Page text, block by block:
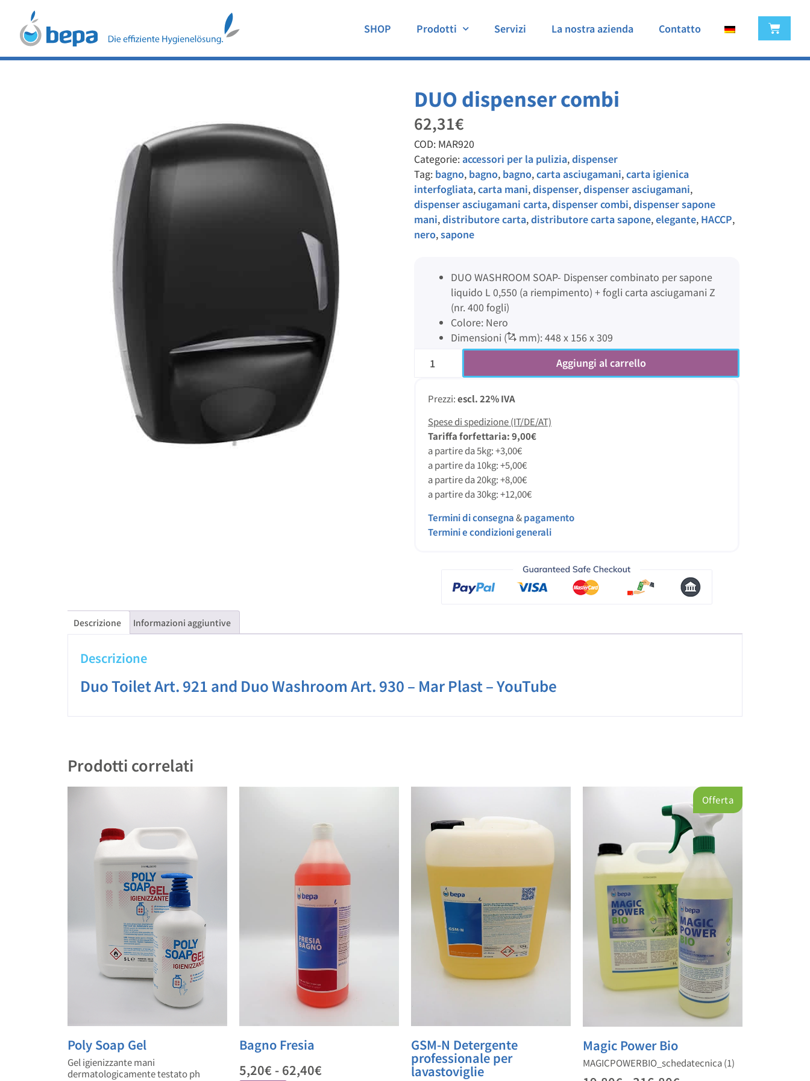
SHOP Prodotti Servizi La nostra azienda Contatto
DUO dispenser combi
62,31€
COD: MAR920
Categorie: accessori per la pulizia,dispenser
Tag: bagno, bagno, bagno,carta asciugamani,carta igienica
interfogliata,carta mani,dispenser,dispenser asciugamani,
dispenser asciugamani carta,dispenser combi,dispenser sapone
mani,distributore carta,distributore carta sapone,elegante, HACCP,
nero,sapone
DUO WASHROOM SOAP- Dispenser combinato per sapone
liquido L 0,550 (a riempimento) + fogli carta asciugamani Z
(nr. 400 fogli)
Colore: Nero
Dimensioni (
mm): 448 x 156 x 309
Aggiungi al carrello
Prezzi:escl. 22% IVA
Spese di spedizione (IT/DE/AT)
Tariffa forfettaria: 9,00€
a partire da 5kg: +3,00€
a partire da 10kg: +5,00€
a partire da 20kg: +8,00€
a partire da 30kg: +12,00€
Termini di consegna&pagamento
Termini e condizioni generali
Descrizione Informazioni aggiuntive
Descrizione
Duo Toilet Art. 921 and Duo Washroom Art. 930 – Mar Plast – YouTube
Prodotti correlati
Poly Soap Gel
Gel igienizzante mani
dermatologicamente testato ph
Bagno Fresia
5,20€ - 62,40€
GSM-N Detergente
professionale per
lavastoviglie
Offerta
Magic Power Bio
MAGICPOWERBIO_schedatecnica (1)